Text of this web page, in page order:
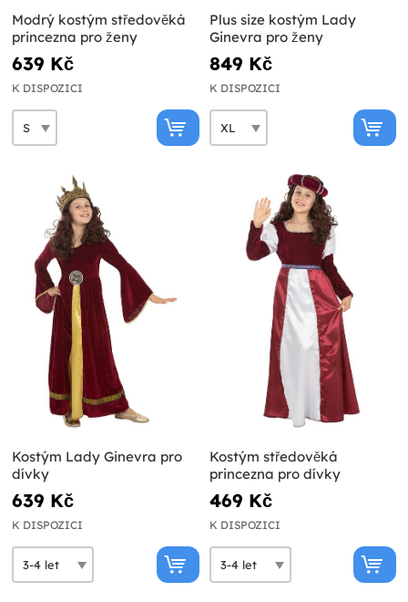
Modrý kostým středověká
princezna pro ženy
639 Kč
K DISPOZICI
Plus size kostým Lady
Ginevra pro ženy
849 Kč
K DISPOZICI
Kostým Lady Ginevra pro
dívky
639 Kč
K DISPOZICI
Kostým středověká
princezna pro dívky
469 Kč
K DISPOZICI